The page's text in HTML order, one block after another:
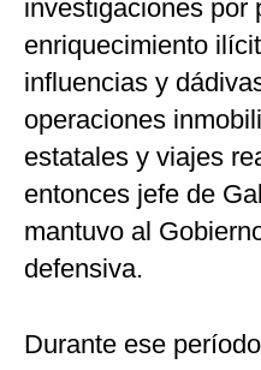
investigaciones por
enriquecimiento
influencias y
operaciones
estatales y viajes
entonces jefe de
mantuvo al
defensiva.
Durante ese